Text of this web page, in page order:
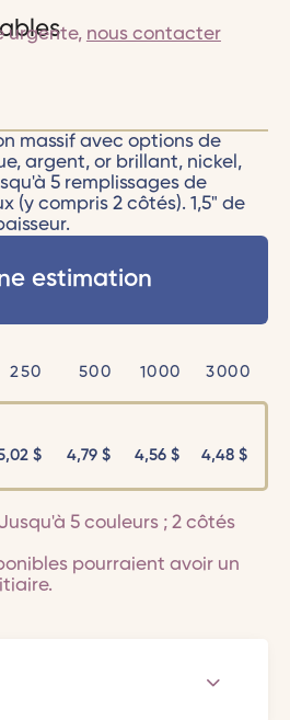
urgente, nous contacter
massif avec options de
argent, or brillant, nickel,
5 remplissages de
(y compris 2 côtés). 1,5" de
estimation
250 500 1000 3000
$ 4,79$ 4,56 $ 4,48$
Jusqu'à 5 couleurs ; 2 côtés
pourraient avoir un